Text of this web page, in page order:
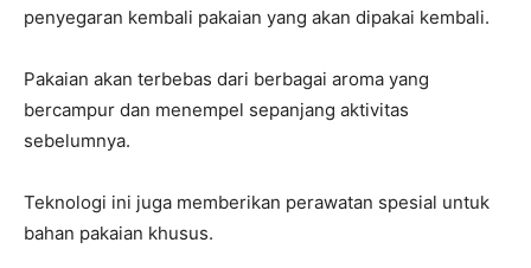
penyegaran kembali pakaian yang akan dipakai kembali.
Pakaian akan terbebas dari berbagai aroma yang
bercampur dan menempel sepanjang aktivitas
sebelumnya.
Teknologi ini juga memberikan perawatan spesial untuk
bahan pakaian khusus.